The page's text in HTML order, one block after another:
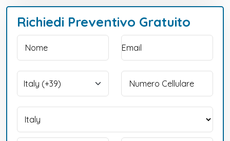
Richiedi Preventivo Gratuito